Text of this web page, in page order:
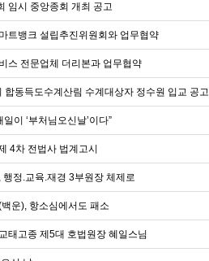
임시 중앙종회 개최 공고
트뱅크 설립추진위원회와 업무협약
스 전문업체 더리본과 업무협약
합동득도수계산림 수계대상자 정수원 입교 공고
일이 ‘부처님오신날’이다”
4차 전법사 법계고시
행정.교육.재경 3부원장 체제로
운), 항소심에서도 패소
태고종 제5대 호법원장 혜일스님